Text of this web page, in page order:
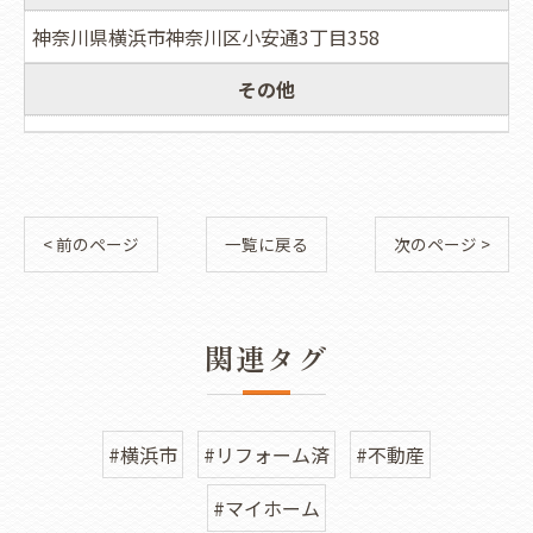
神奈川県横浜市神奈川区小安通3丁目358
その他
< 前のページ 一覧に戻る 次のページ >
関連タグ
#横浜市 #リフォーム済
#不動産
#マイホーム